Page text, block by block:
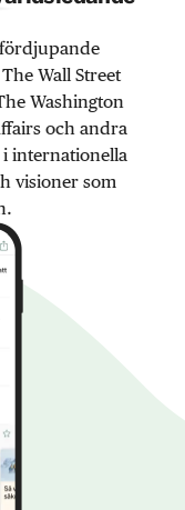
Wall Street
Washington
och andra
internationella
visioner som